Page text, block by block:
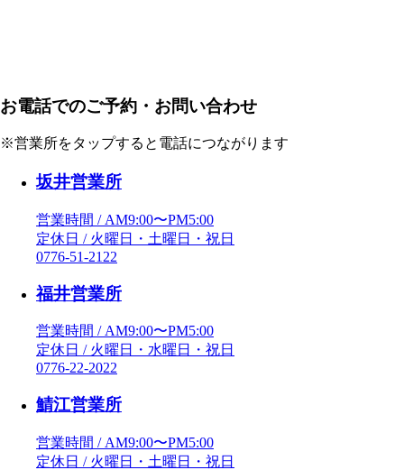
お電話でのご予約・お問い合わせ
※営業所をタップすると電話につながります
坂井営業所
営業時間 / AM9:00〜PM5:00
定休日 / 火曜日・土曜日・祝日
0776-51-2122
福井営業所
営業時間 / AM9:00〜PM5:00
定休日 / 火曜日・水曜日・祝日
0776-22-2022
鯖江営業所
営業時間 / AM9:00〜PM5:00
定休日 / 火曜日・土曜日・祝日